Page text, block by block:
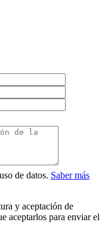
de datos. Saber más
y aceptación de
aceptarlos para enviar el